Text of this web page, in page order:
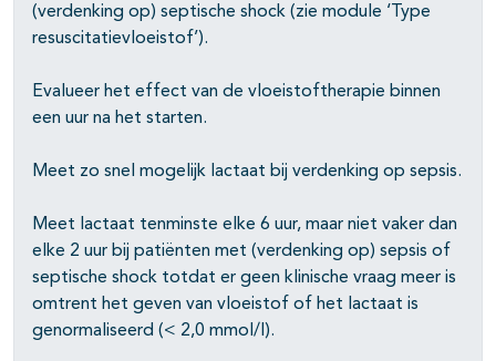
(verdenking op) septische shock (zie module ‘Type
resuscitatievloeistof’).
Evalueer het effect van de vloeistoftherapie binnen
een uur na het starten.
Meet zo snel mogelijk lactaat bij verdenking op sepsis.
Meet lactaat tenminste elke 6 uur, maar niet vaker dan
elke 2 uur bij patiënten met (verdenking op) sepsis of
septische shock totdat er geen klinische vraag meer is
omtrent het geven van vloeistof of het lactaat is
genormaliseerd (< 2,0 mmol/l).